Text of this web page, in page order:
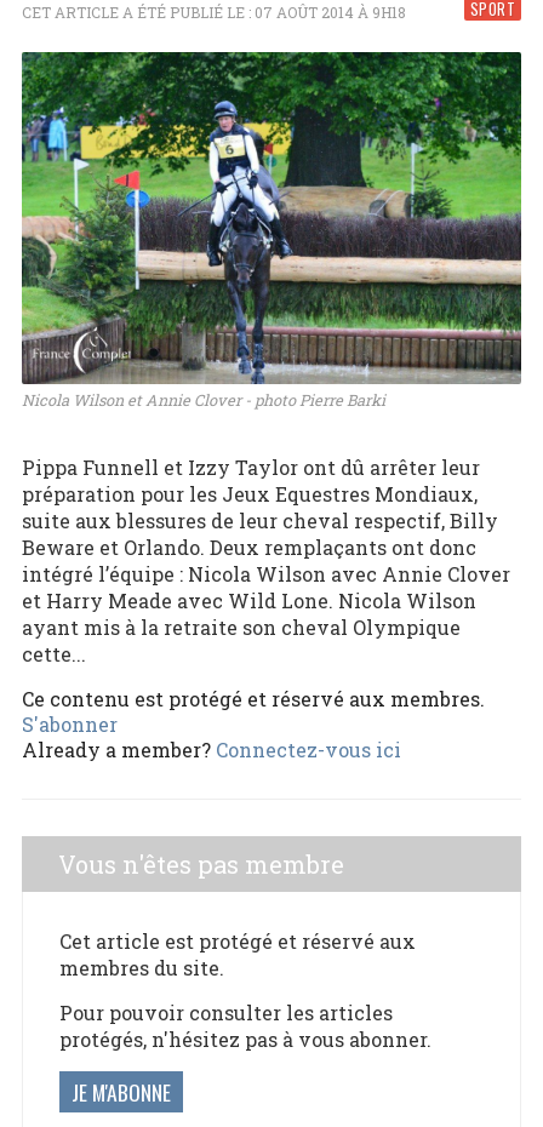
SPORT
CET ARTICLE A ÉTÉ PUBLIÉ LE : 07 AOÛT 2014 À 9H18
Nicola Wilson et Annie Clover - photo Pierre Barki
Pippa Funnell et Izzy Taylor ont dû arrêter leur
préparation pour les Jeux Equestres Mondiaux,
suite aux blessures de leur cheval respectif, Billy
Beware et Orlando. Deux remplaçants ont donc
intégré l’équipe : Nicola Wilson avec Annie Clover
et Harry Meade avec Wild Lone. Nicola Wilson
ayant mis à la retraite son cheval Olympique
cette...
Ce contenu est protégé et réservé aux membres.
S'abonner
Already a member? Connectez-vous ici
Vous n'êtes pas membre
Cet article est protégé et réservé aux
membres du site.
Pour pouvoir consulter les articles
protégés, n'hésitez pas à vous abonner.
JE M'ABONNE